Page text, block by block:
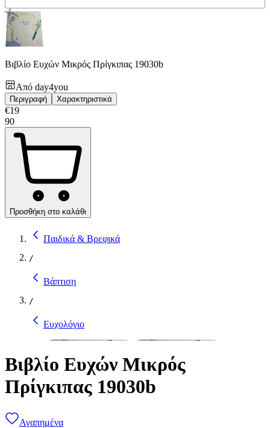
Βιβλίο Ευχών Μικρός Πρίγκιπας 19030b
Από day4you
Περιγραφή Χαρακτηριστικά
€19
90
Προσθήκη στο καλάθι
Παιδικά & Βρεφικά
/
Βάπτιση
/
Ευχολόγιο
Βιβλίο Ευχών Μικρός
Πρίγκιπας 19030b
Αγαπημένα